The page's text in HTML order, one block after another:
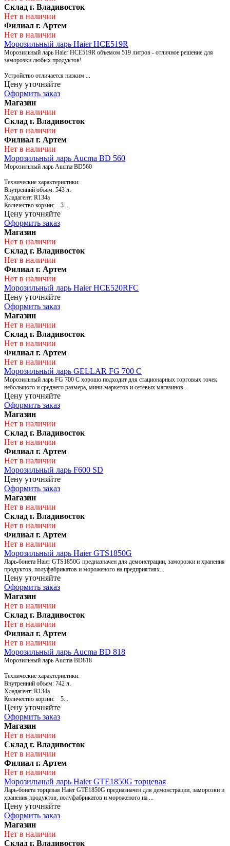
Склад г. Владивосток
Нет в наличии
Филиал г. Артем
Нет в наличии
Морозильный ларь Haier HCE519R
Морозильный ларь Haier HCE519R объемом 519 литров - отличное решение для
заморозки любых продуктов!
Устройство отличается низким ...
Цену уточняйте
Оформить заказ
Магазин
Нет в наличии
Склад г. Владивосток
Нет в наличии
Филиал г. Артем
Нет в наличии
Морозильный ларь Aucma BD 560
Морозильный ларь Aucma BD560
Технические характеристики:
Внутренний объем: 543 л.
Хладагент: R134a
Количество корзин: 3...
Цену уточняйте
Оформить заказ
Магазин
Нет в наличии
Склад г. Владивосток
Нет в наличии
Филиал г. Артем
Нет в наличии
Морозильный ларь Haier HCE520RFC
Цену уточняйте
Оформить заказ
Магазин
Нет в наличии
Склад г. Владивосток
Нет в наличии
Филиал г. Артем
Нет в наличии
Морозильный ларь GELLAR FG 700 С
Морозильный ларь FG 700 С хорошо подходит для стационарных торговых точек
небольшого и среднего размера, мини-маркетов и сетевых магазинов...
Цену уточняйте
Оформить заказ
Магазин
Нет в наличии
Склад г. Владивосток
Нет в наличии
Филиал г. Артем
Нет в наличии
Морозильный ларь F600 SD
Цену уточняйте
Оформить заказ
Магазин
Нет в наличии
Склад г. Владивосток
Нет в наличии
Филиал г. Артем
Нет в наличии
Морозильный ларь Haier GTS1850G
Ларь-бонета Haier GTS1850G предназначен для демонстрации, заморозки и хранения
продуктов, полуфабрикатов и мороженого на предприятиях...
Цену уточняйте
Оформить заказ
Магазин
Нет в наличии
Склад г. Владивосток
Нет в наличии
Филиал г. Артем
Нет в наличии
Морозильный ларь Aucma BD 818
Морозильный ларь Aucma BD818
Технические характеристики:
Внутренний объем: 742 л.
Хладагент: R134a
Количество корзин: 5...
Цену уточняйте
Оформить заказ
Магазин
Нет в наличии
Склад г. Владивосток
Нет в наличии
Филиал г. Артем
Нет в наличии
Морозильный ларь Haier GTE1850G торцевая
Ларь-бонета торцевая Haier GTE1850G предназначен для демонстрации, заморозки и
хранения продуктов, полуфабрикатов и мороженого на ...
Цену уточняйте
Оформить заказ
Магазин
Нет в наличии
Склад г. Владивосток